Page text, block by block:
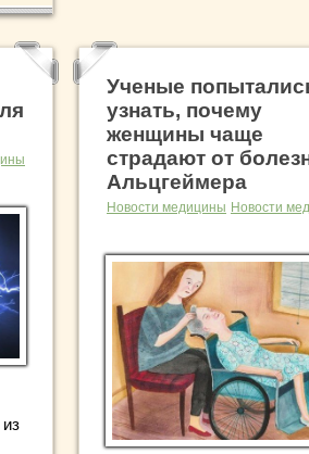
Ученые
узнать, почему
женщины чаще
страдают от
Альцгеймера
Новости медицины Новости